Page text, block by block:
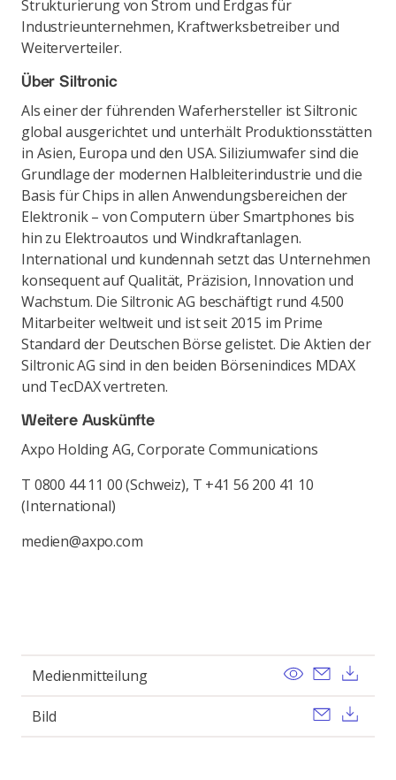
Strukturierung von Strom und Erdgas für
Industrieunternehmen, Kraftwerksbetreiber und
Weiterverteiler.
Über Siltronic
Als einer der führenden Waferhersteller ist Siltronic
global ausgerichtet und unterhält Produktionsstätten
in Asien, Europa und den USA. Siliziumwafer sind die
Grundlage der modernen Halbleiterindustrie und die
Basis für Chips in allen Anwendungsbereichen der
Elektronik – von Computern über Smartphones bis
hin zu Elektroautos und Windkraftanlagen.
International und kundennah setzt das Unternehmen
konsequent auf Qualität, Präzision, Innovation und
Wachstum. Die Siltronic AG beschäftigt rund 4.500
Mitarbeiter weltweit und ist seit 2015 im Prime
Standard der Deutschen Börse gelistet. Die Aktien der
Siltronic AG sind in den beiden Börsenindices MDAX
und TecDAX vertreten.
Weitere Auskünfte
Axpo Holding AG, Corporate Communications
T 0800 44 11 00 (Schweiz), T +41 56 200 41 10
(International)
medien@axpo.com
Medienmitteilung View Send
Bild Send